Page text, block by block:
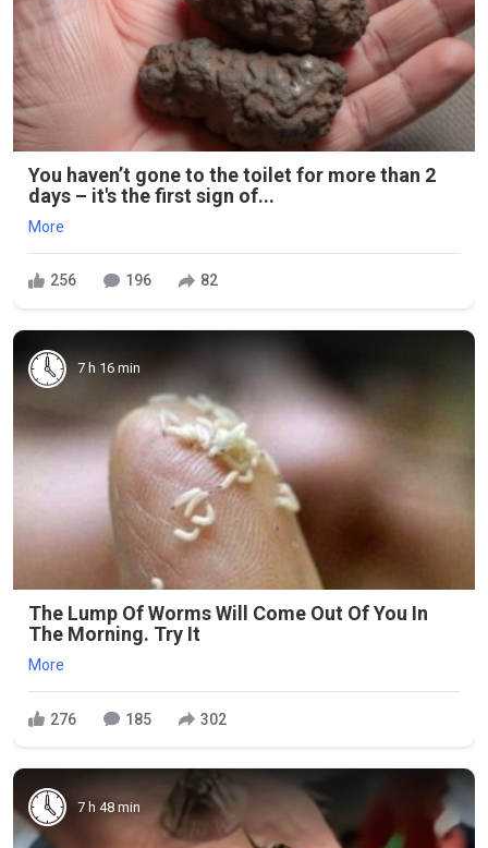
You haven’t gone to the toilet for more than 2
days – it's the first sign of...
More
256 196 82
7 h 16 min
The Lump Of Worms Will Come Out Of You In
The Morning. Try It
More
276 185 302
7 h 48 min